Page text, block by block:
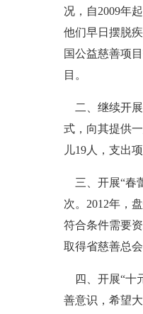
况，自2009年
他们早日摆脱
国公益慈善项
目。
二、继续开展
式，向其提供
儿19人，支出
三、开展“春
次。2012年，
符合条件需要
取得省慈善总
四、开展“十
善意识，希望